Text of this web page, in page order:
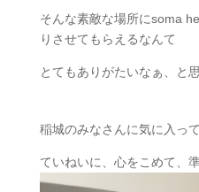
そんな素敵な場所にsoma
りさせてもらえるなんて
とてもありがたいなぁ、と
稲城のみなさんに気に入っ
ていねいに、心をこめて、